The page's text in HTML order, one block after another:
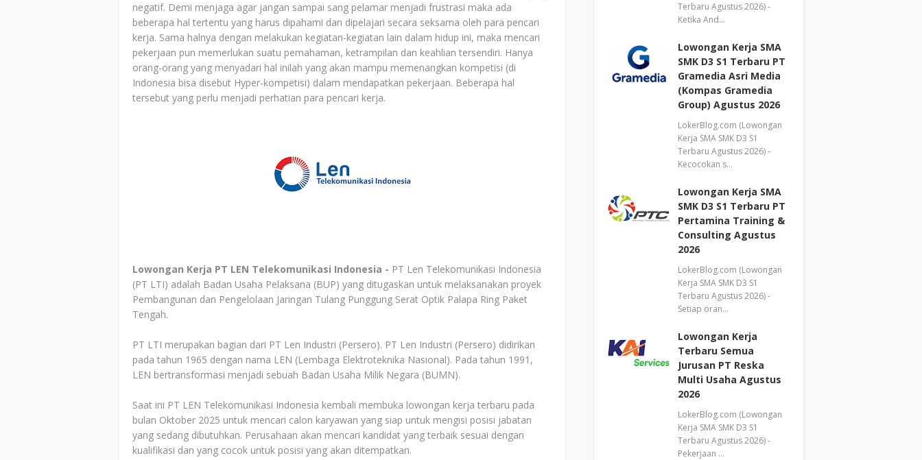
negatif. Demi menjaga agar jangan sampai sang pelamar menjadi frustrasi maka ada
beberapa hal tertentu yang harus dipahami dan dipelajari secara seksama oleh para pencari
kerja. Sama halnya dengan melakukan kegiatan-kegiatan lain dalam hidup ini, maka mencari
pekerjaan pun memerlukan suatu pemahaman, ketrampilan dan keahlian tersendiri. Hanya
orang-orang yang menyadari hal inilah yang akan mampu memenangkan kompetisi (di
Indonesia bisa disebut Hyper-kompetisi) dalam mendapatkan pekerjaan. Beberapa hal
tersebut yang perlu menjadi perhatian para pencari kerja.
Lowongan Kerja PT LEN Telekomunikasi Indonesia - PT Len Telekomunikasi Indonesia
(PT LTI) adalah Badan Usaha Pelaksana (BUP) yang ditugaskan untuk melaksanakan proyek
Pembangunan dan Pengelolaan Jaringan Tulang Punggung Serat Optik Palapa Ring Paket
Tengah.
PT LTI merupakan bagian dari PT Len Industri (Persero). PT Len Industri (Persero) didirikan
pada tahun 1965 dengan nama LEN (Lembaga Elektroteknika Nasional). Pada tahun 1991,
LEN bertransformasi menjadi sebuah Badan Usaha Milik Negara (BUMN).
Saat ini PT LEN Telekomunikasi Indonesia kembali membuka lowongan kerja terbaru pada
bulan Oktober 2025 untuk mencari calon karyawan yang siap untuk mengisi posisi jabatan
yang sedang dibutuhkan. Perusahaan akan mencari kandidat yang terbaik sesuai dengan
kualifikasi dan yang cocok untuk posisi yang akan ditempatkan.
Terbaru Agustus 2026) -
Ketika And…
Lowongan Kerja SMA
SMK D3 S1 Terbaru PT
Gramedia Asri Media
(Kompas Gramedia
Group) Agustus 2026
LokerBlog.com (Lowongan
Kerja SMA SMK D3 S1
Terbaru Agustus 2026) -
Kecocokan s…
Lowongan Kerja SMA
SMK D3 S1 Terbaru PT
Pertamina Training &
Consulting Agustus
2026
LokerBlog.com (Lowongan
Kerja SMA SMK D3 S1
Terbaru Agustus 2026) -
Setiap oran…
Lowongan Kerja
Terbaru Semua
Jurusan PT Reska
Multi Usaha Agustus
2026
LokerBlog.com (Lowongan
Kerja SMA SMK D3 S1
Terbaru Agustus 2026) -
Pekerjaan …